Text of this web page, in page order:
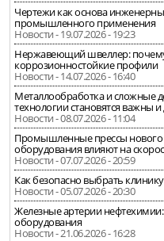
Чертежи как основа
промышленного применения
Новости - 19.07.2026 - 19:23
Нержавеющий швеллер: почему
коррозионностойкие профили
Новости - 14.07.2026 - 16:40
Металлообработка и сложные
технологии становятся важны
Новости - 08.07.2026 - 11:04
Промышленные прессы нового
оборудования влияют на
Новости - 07.07.2026 - 20:59
Как безопасно выбрать
Новости - 05.07.2026 - 20:30
Железные артерии
оборудования
Новости - 21.06.2026 - 16:28